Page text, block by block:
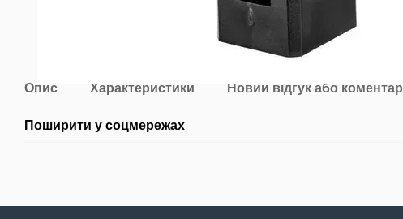
Опис Характеристики Новий відгук або коментар
Поширити у соцмережах